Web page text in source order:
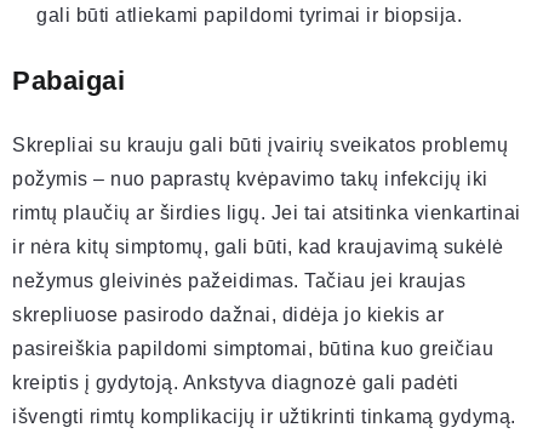
gali būti atliekami papildomi tyrimai ir biopsija.
Pabaigai
Skrepliai su krauju gali būti įvairių sveikatos problemų
požymis – nuo paprastų kvėpavimo takų infekcijų iki
rimtų plaučių ar širdies ligų. Jei tai atsitinka vienkartinai
ir nėra kitų simptomų, gali būti, kad kraujavimą sukėlė
nežymus gleivinės pažeidimas. Tačiau jei kraujas
skrepliuose pasirodo dažnai, didėja jo kiekis ar
pasireiškia papildomi simptomai, būtina kuo greičiau
kreiptis į gydytoją. Ankstyva diagnozė gali padėti
išvengti rimtų komplikacijų ir užtikrinti tinkamą gydymą.